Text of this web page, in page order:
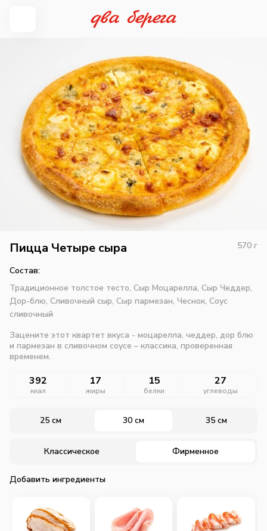
Пицца Четыре сыра 570 г
Состав:
Традиционное толстое тесто, Сыр Моцарелла, Сыр Чеддер,
Дор-блю, Сливочный сыр, Сыр пармезан, Чеснок, Соус
сливочный
Зацените этот квартет вкуса - моцарелла, чеддер, дор блю
и пармезан в сливочном соусе – классика, проверенная
временем.
392
ккал
17
жиры
15
белки
27
углеводы
25 см 30 см 35 см
Классическое Фирменное
Добавить ингредиенты